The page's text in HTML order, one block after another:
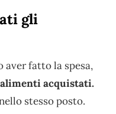
gli
aver fatto la spesa,
acquistati.
stesso posto.